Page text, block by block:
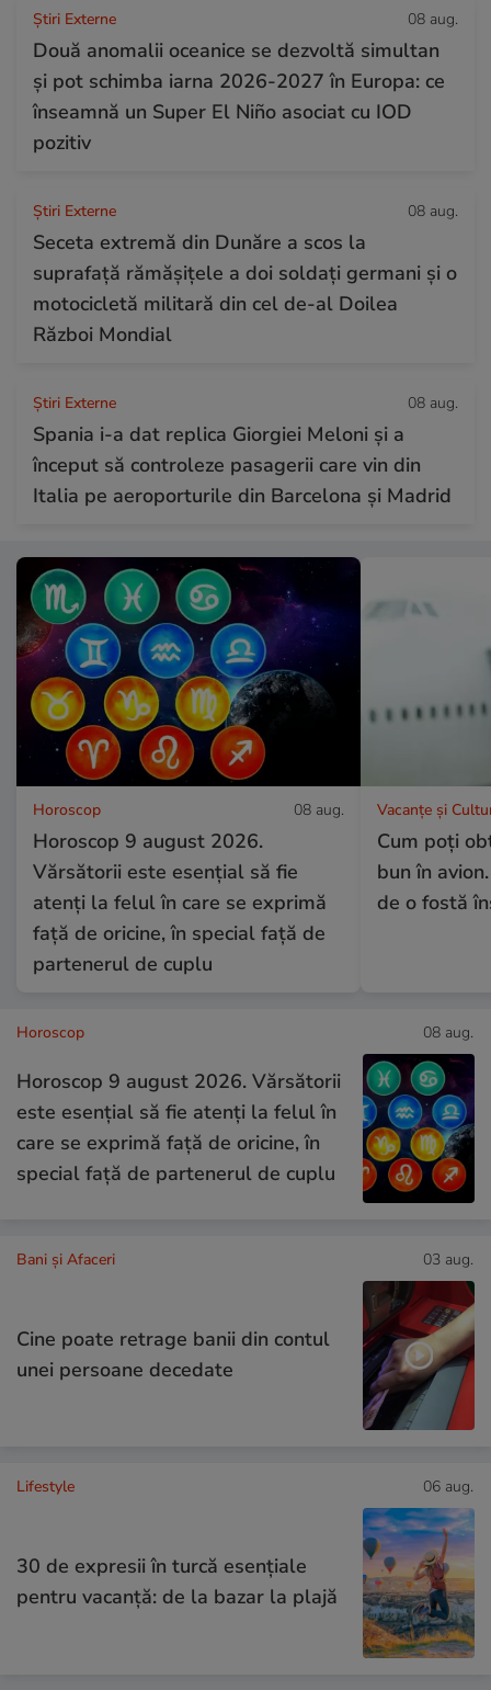
Știri Externe 08 aug.
Două anomalii oceanice se dezvoltă simultan
și pot schimba iarna 2026-2027 în Europa: ce
înseamnă un Super El Niño asociat cu IOD
pozitiv
Știri Externe 08 aug.
Seceta extremă din Dunăre a scos la
suprafață rămășițele a doi soldați germani și o
motocicletă militară din cel de-al Doilea
Război Mondial
Știri Externe 08 aug.
Spania i-a dat replica Giorgiei Meloni și a
început să controleze pasagerii care vin din
Italia pe aeroporturile din Barcelona și Madrid
Horoscop 08 aug.
Horoscop 9 august 2026.
Vărsătorii este esențial să fie
atenți la felul în care se exprimă
față de oricine, în special față de
partenerul de cuplu
Vacanțe și
Cum poți
bun în
de o fostă
Horoscop 08 aug.
Horoscop 9 august 2026. Vărsătorii
este esențial să fie atenți la felul în
care se exprimă față de oricine, în
special față de partenerul de cuplu
Bani și Afaceri 03 aug.
Cine poate retrage banii din contul
unei persoane decedate
Lifestyle 06 aug.
30 de expresii în turcă esențiale
pentru vacanță: de la bazar la plajă